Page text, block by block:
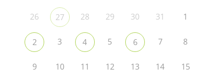
26 27 28 29 30 31 1
2 3 4 5 6 7 8
9 10 11 12 13 14 15